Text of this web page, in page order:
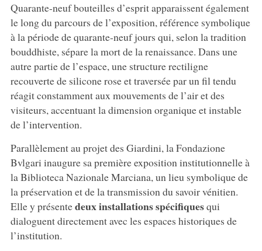
Quarante-neuf bouteilles d’esprit apparaissent également
le long du parcours de l’exposition, référence symbolique
à la période de quarante-neuf jours qui, selon la tradition
bouddhiste, sépare la mort de la renaissance. Dans une
autre partie de l’espace, une structure rectiligne
recouverte de silicone rose et traversée par un fil tendu
réagit constamment aux mouvements de l’air et des
visiteurs, accentuant la dimension organique et instable
de l’intervention.
Parallèlement au projet des Giardini, la Fondazione
Bvlgari inaugure sa première exposition institutionnelle à
la Biblioteca Nazionale Marciana, un lieu symbolique de
la préservation et de la transmission du savoir vénitien.
Elle y présentedeux installations spécifiquesqui
dialoguent directement avec les espaces historiques de
l’institution.